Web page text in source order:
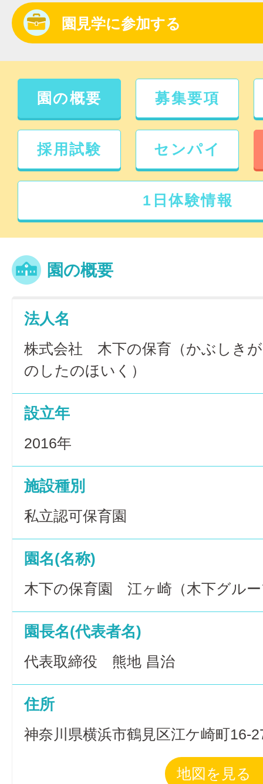
園見学に参加する
園の概要 募集要項
採用試験 センパイ
1日体験情報
園の概要
法人名
株式会社 木下の保育（かぶしき
のしたのほいく）
設立年
2016年
施設種別
私立認可保育園
園名(名称)
木下の保育園 江ヶ崎（木下グル
園長名(代表者名)
代表取締役 熊地 昌治
住所
神奈川県横浜市鶴見区江ケ崎町16-
地図を見る